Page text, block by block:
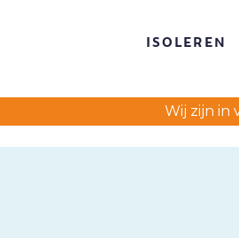
ISOLEREN
Wij zijn in